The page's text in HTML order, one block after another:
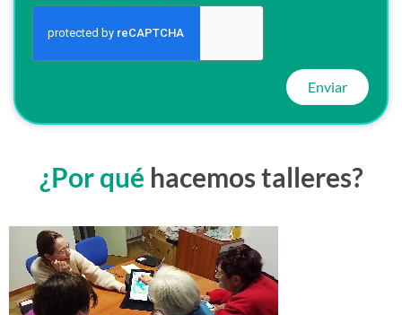
Enviar
¿Por qué hacemos talleres?